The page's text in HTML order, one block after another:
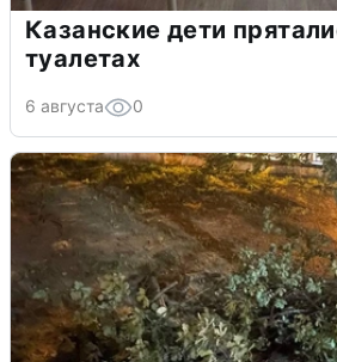
Казанские дети
туалетах
6 августа 0